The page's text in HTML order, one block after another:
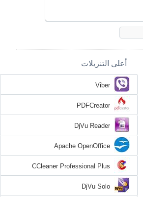
أعلى التنزيلات
Viber
PDFCreator
DjVu Reader
Apache OpenOffice
CCleaner Professional Plus
DjVu Solo